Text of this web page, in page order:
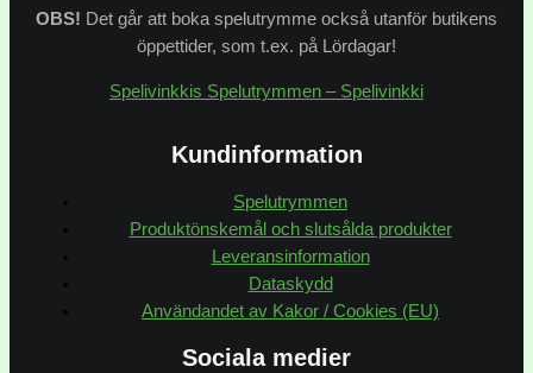
OBS! Det går att boka spelutrymme också utanför butikens
öppettider, som t.ex. på Lördagar!
Spelivinkkis Spelutrymmen – Spelivinkki
Kundinformation
Spelutrymmen
Produktönskemål och slutsålda produkter
Leveransinformation
Dataskydd
Användandet av Kakor / Cookies (EU)
Sociala medier